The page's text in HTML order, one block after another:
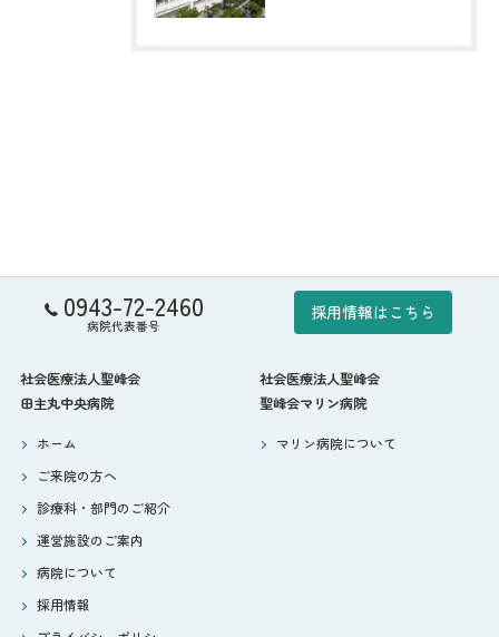
0943-72-2460
病院代表番号
採用情報はこちら
社会医療法人聖峰会
田主丸中央病院
ホーム
ご来院の方へ
診療科・部門のご紹介
運営施設のご案内
病院について
採用情報
社会医療法人聖峰会
聖峰会マリン病院
マリン病院について